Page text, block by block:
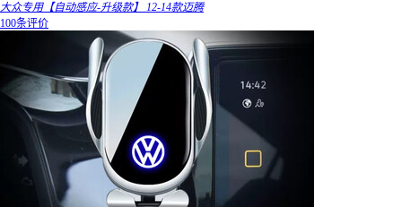
大众专用【自动感应-升级款】 12-14款迈腾
100条评价